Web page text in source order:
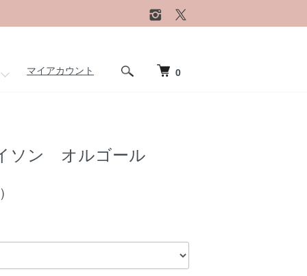
マイアカウント 0
ソン オルゴール